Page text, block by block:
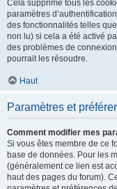
Cela supprime tous les
paramètres
des fonctionnalités telles
non lu) si cela a été activé
des problèmes de
pourrait les résoudre.
Haut
Paramètres et
Comment modifier mes
Si vous êtes membre de ce
base de données. Pour les
(généralement ce lien est
haut des pages du forum).